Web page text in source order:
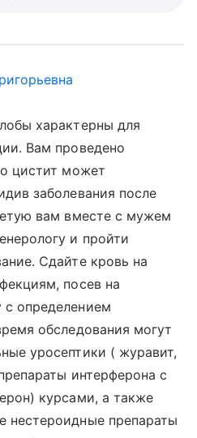
характерны для
Вам проведено
цистит может
заболевания после
вам вместе с мужем
и пройти
Сдайте кровь на
посев на
определением
обследования могут
уросептики ( журавит,
интерферона с
курсами, а также
нестероидные препараты